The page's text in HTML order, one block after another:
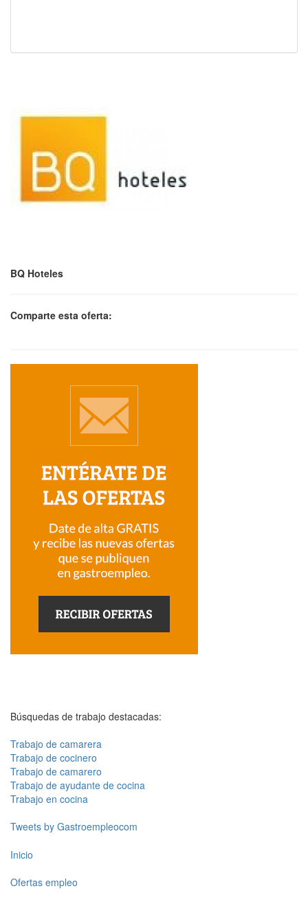
BQ Hoteles
Comparte esta oferta:
Búsquedas de trabajo destacadas:
Trabajo de camarera
Trabajo de cocinero
Trabajo de camarero
Trabajo de ayudante de cocina
Trabajo en cocina
Tweets by Gastroempleocom
Inicio
Ofertas empleo